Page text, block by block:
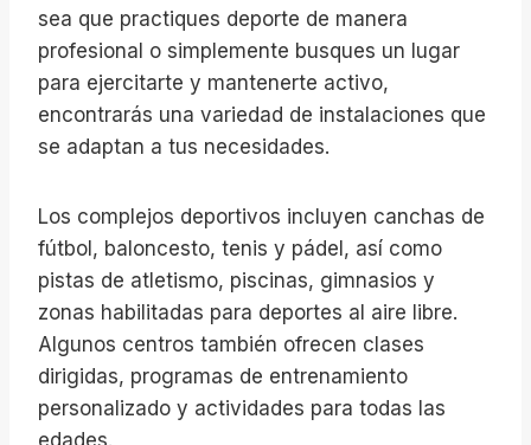
sea que practiques deporte de manera
profesional o simplemente busques un lugar
para ejercitarte y mantenerte activo,
encontrarás una variedad de instalaciones que
se adaptan a tus necesidades.
Los complejos deportivos incluyen canchas de
fútbol, baloncesto, tenis y pádel, así como
pistas de atletismo, piscinas, gimnasios y
zonas habilitadas para deportes al aire libre.
Algunos centros también ofrecen clases
dirigidas, programas de entrenamiento
personalizado y actividades para todas las
edades.